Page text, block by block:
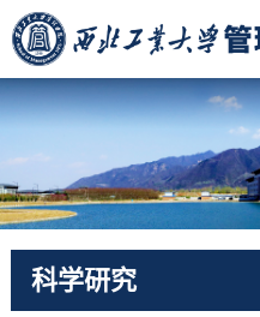
科学研究